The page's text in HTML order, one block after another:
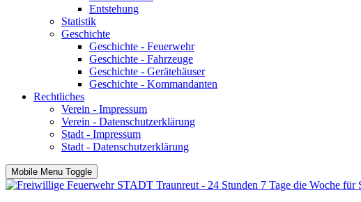
Entstehung
Statistik
Geschichte
Geschichte - Feuerwehr
Geschichte - Fahrzeuge
Geschichte - Gerätehäuser
Geschichte - Kommandanten
Rechtliches
Verein - Impressum
Verein - Datenschutzerklärung
Stadt - Impressum
Stadt - Datenschutzerklärung
Mobile Menu Toggle